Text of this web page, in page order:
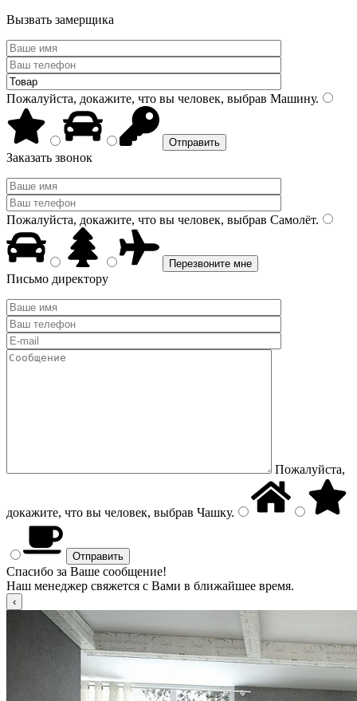
Вызвать замерщика
Пожалуйста, докажите, что вы человек, выбрав Машину.
Заказать звонок
Пожалуйста, докажите, что вы человек, выбрав Самолёт.
Письмо директору
Пожалуйста,
докажите, что вы человек, выбрав Чашку.
Спасибо за Ваше сообщение!
Наш менеджер свяжется с Вами в ближайшее время.